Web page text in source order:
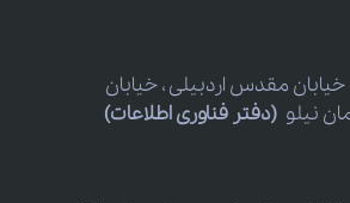
خیابان مقدس اردبیلی ، خیابان
نیلو (دفتر فناوری اطلاعات)